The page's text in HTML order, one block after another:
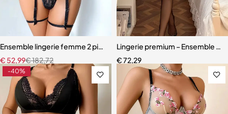
Ensemble lingerie femme 2 pièces – Dentelle à cils et broderie
€182,72
€ 52,99
Lingerie premium – Ensemble
€72,29
-40%